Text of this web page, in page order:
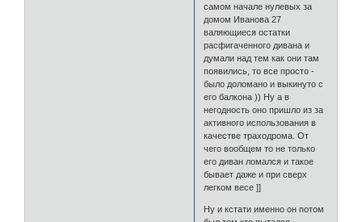
самом начале нулевых за
домом Иванова 27
валяющиеся остатки
расфигаченного дивана и
думали над тем как они там
появились, то все просто -
было доломано и выкинуто с
его балкона )) Ну а в
негодность оно пришло из за
активного использования в
качестве траходрома. От
чего вообщем то не только
его диван ломался и такое
бывает даже и при сверх
легком весе ]]
Ну и кстати именно он потом